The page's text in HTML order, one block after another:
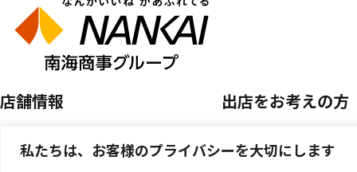
私たちは、お客様のプライバシーを大切にします
店舗情報
店舗を探す
出店をお考えの方
空き区画のご案内